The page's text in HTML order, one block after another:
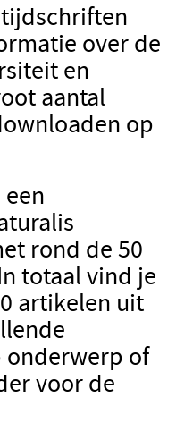
over de
en
aantal
op
rond de 50
totaal vind je
artikelen uit
of
voor de